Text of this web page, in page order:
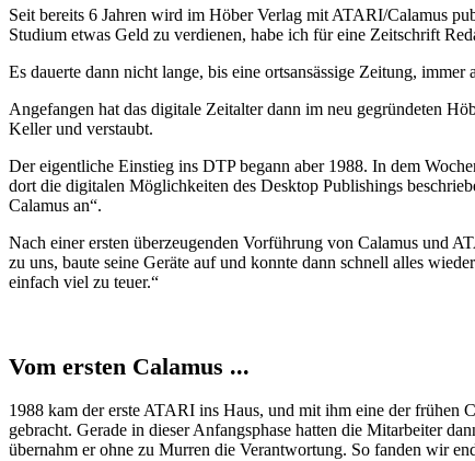
Seit bereits 6 Jahren wird im Höber Verlag mit ATARI/Calamus
Studium etwas Geld zu verdienen, habe ich für eine Zeitschrift
Es dauerte dann nicht lange, bis eine ortsansässige Zeitung,
Angefangen hat das digitale Zeitalter dann im neu gegründeten
Keller und verstaubt.
Der eigentliche Einstieg ins DTP begann aber 1988. In dem
dort die digitalen Möglichkeiten des Desktop Publishings
Calamus an“.
Nach einer ersten überzeugenden Vorführung von Calamus und
zu uns, baute seine Geräte auf und konnte dann schnell alles
einfach viel zu teuer.“
Vom ersten Calamus ...
1988 kam der erste ATARI ins Haus, und mit ihm eine der frühen
gebracht. Gerade in dieser Anfangsphase hatten die Mitarbeiter
übernahm er ohne zu Murren die Verantwortung. So fanden wir